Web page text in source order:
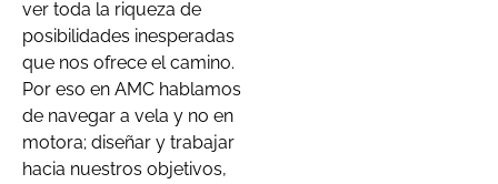
ver toda la riqueza de
posibilidades inesperadas
que nos ofrece el camino.
Por eso en AMC hablamos
de navegar a vela y no en
motora; diseñar y trabajar
hacia nuestros objetivos,